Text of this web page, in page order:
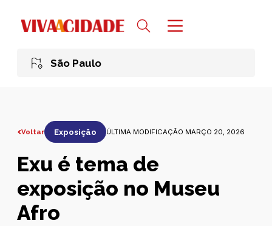
São Paulo
Voltar Exposição ÚLTIMA MODIFICAÇÃO MARÇO 20, 2026
Exu é tema de
exposição no Museu
Afro